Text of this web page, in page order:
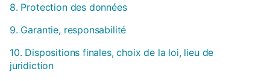
8. Protection des données
9. Garantie, responsabilité
10. Dispositions finales, choix de la loi, lieu de
juridiction